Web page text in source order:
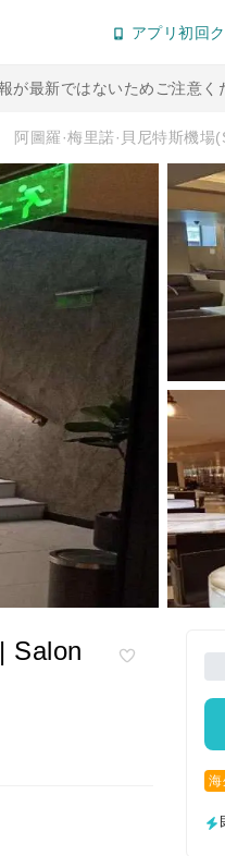
アプリ初回
最新ではないためご注意く
Salon
海